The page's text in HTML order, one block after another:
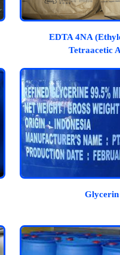
EDTA 4NA
Tetraacetic
Glycerin